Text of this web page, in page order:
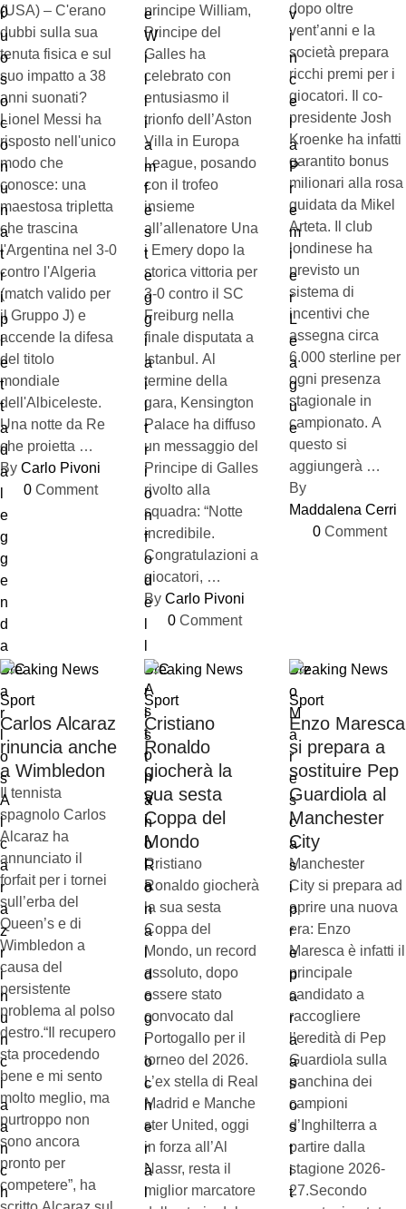
(USA) – C'erano
dubbi sulla sua
tenuta fisica e sul
suo impatto a 38
anni suonati?
Lionel Messi ha
risposto nell'unico
modo che
conosce: una
maestosa tripletta
che trascina
l'Argentina nel 3-0
contro l'Algeria
(match valido per
il Gruppo J) e
accende la difesa
del titolo
mondiale
dell'Albiceleste.
Una notte da Re
che proietta …
By Carlo Pivoni
0 Comment
principe William,
Principe del
Galles ha
celebrato con
entusiasmo il
trionfo dell’Aston
Villa in Europa
League, posando
con il trofeo
insieme
all’allenatore Una
i Emery dopo la
storica vittoria per
3-0 contro il SC
Freiburg nella
finale disputata a
Istanbul. Al
termine della
gara, Kensington
Palace ha diffuso
un messaggio del
Principe di Galles
rivolto alla
squadra: “Notte
incredibile.
Congratulazioni a
giocatori, …
By Carlo Pivoni
0 Comment
dopo oltre
vent’anni e la
società prepara
ricchi premi per i
giocatori. Il co-
presidente Josh
Kroenke ha infatti
garantito bonus
milionari alla rosa
guidata da Mikel
Arteta. Il club
londinese ha
previsto un
sistema di
incentivi che
assegna circa
6.000 sterline per
ogni presenza
stagionale in
campionato. A
questo si
aggiungerà …
By
Maddalena Cerri
0 Comment
Breaking News
Sport
Carlos Alcaraz
rinuncia anche
a Wimbledon
Il tennista
spagnolo Carlos
Alcaraz ha
annunciato il
forfait per i tornei
sull’erba del
Queen’s e di
Wimbledon a
causa del
persistente
problema al polso
destro.“Il recupero
sta procedendo
bene e mi sento
molto meglio, ma
purtroppo non
sono ancora
pronto per
competere”, ha
Breaking News
Sport
Cristiano
Ronaldo
giocherà la
sua sesta
Coppa del
Mondo
Cristiano
Ronaldo giocherà
la sua sesta
Coppa del
Mondo, un record
assoluto, dopo
essere stato
convocato dal
Portogallo per il
torneo del 2026.
L’ex stella di Real
Madrid e Manche
ster United, oggi
in forza all’Al
Nassr, resta il
miglior marcatore
Breaking News
Sport
Enzo Maresca
si prepara a
sostituire Pep
Guardiola al
Manchester
City
Manchester
City si prepara ad
aprire una nuova
era: Enzo
Maresca è infatti il
principale
candidato a
raccogliere
l’eredità di Pep
Guardiola sulla
panchina dei
campioni
d’Inghilterra a
partire dalla
stagione 2026-
27.Secondo